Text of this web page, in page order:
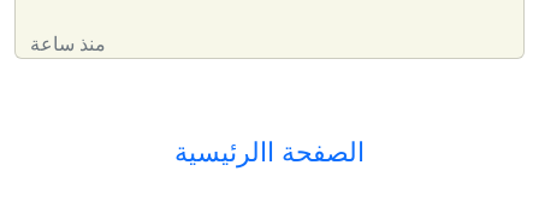
منذ ساعة
الصفحة االرئيسية